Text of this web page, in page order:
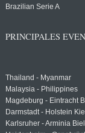
Brazilian Serie A
PRINCIPALES
Thailand - Myanmar
Malaysia - Philippines
Magdeburg - Eintracht
Darmstadt - Holstein Kiel
Karlsruher - Arminia